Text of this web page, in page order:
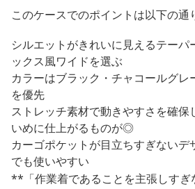
このケースでのポイントは以下の通
シルエットがきれいに見えるテーパ
ックス風ワイドを選ぶ
カラーはブラック・チャコールグ
を優先
ストレッチ素材で動きやすさを確保
いめに仕上がるものが◎
カーゴポケットが目立ちすぎないデ
でも使いやすい
**「作業着であることを主張しす